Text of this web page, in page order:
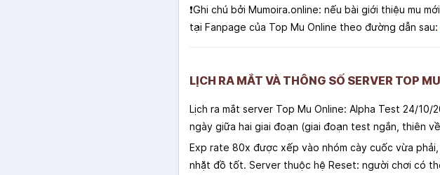
❗️Ghi chú bởi Mumoira.online: nếu bài giới thiệu mu
tại Fanpage của Top Mu Online theo đường dẫn sau:
LỊCH RA MẮT VÀ THÔNG SỐ SERVER TOP
Lịch ra mắt server Top Mu Online: Alpha Test 24/
ngày giữa hai giai đoạn (giai đoạn test ngắn, thiên
Exp rate 80x được xếp vào nhóm cày cuốc vừa
nhặt đồ tốt. Server thuộc hệ Reset: người chơi có